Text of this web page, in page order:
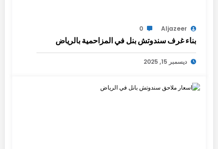
Aljazeer
0
بناء غرف سندوتش بنل في المزاحمية بالرياض
ديسمبر 15, 2025